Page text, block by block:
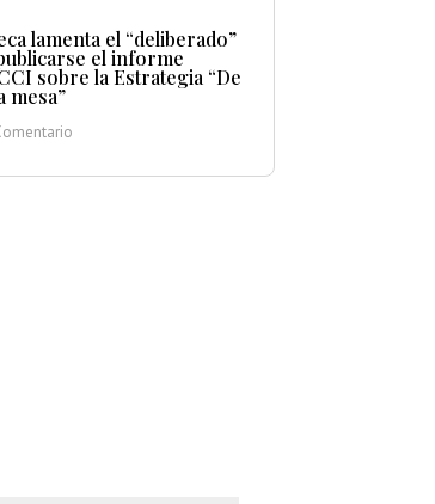
lamenta el “deliberado”
el informe
sobre la Estrategia “De
mesa”